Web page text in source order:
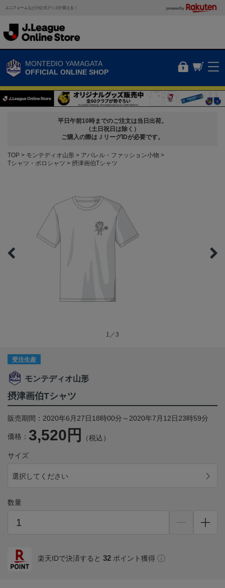
ユニフォームなどの公式グッズが買える！ powered by
MONTEDIO YAMAGATA
OFFICIAL ONLINE SHOP
平日午前10時までのご注文は当日出荷。
（土日祝日は除く）
ご購入の際はＪリーグIDが必要です。
TOP モンテディオ山形
アパレル・ファッション小物
Tシャツ・ポロシャツ
摂津画伯Tシャツ
1／3
受注生産
モンテディオ山形
摂津画伯Tシャツ
販売期間：2020年6月27日18時00分～2020年7月12日23時59分
価格： 3,520円 （税込）
サイズ
選択してください
数量
楽天IDで決済すると 32 ポイント獲得